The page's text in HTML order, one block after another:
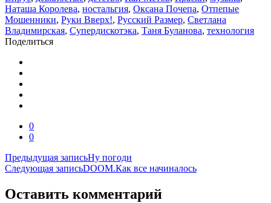
Наташа Королева, ностальгия, Оксана Почепа, Отпепые
Мошенники, Руки Вверх!, Русский Размер, Светлана
Владимирская, Супердискотэка, Таня Буланова, технология
Поделиться
0
0
Навигация
по
записям
Предыдущая записьНу погоди
Следующая записьDOOM.Как все начиналось
Оставить комментарий